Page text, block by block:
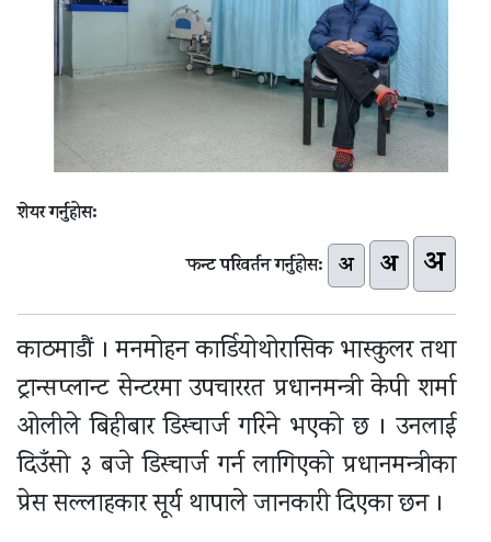
शेयर गर्नुहोस:
फन्ट परिवर्तन गर्नुहोस: अ अ अ
काठमाडौं । मनमोहन कार्डियोथोरासिक भास्कुलर तथा
ट्रान्सप्लान्ट सेन्टरमा उपचाररत प्रधानमन्त्री केपी शर्मा
ओलीले बिहीबार डिस्चार्ज गरिने भएको छ । उनलाई
दिउँसो ३ बजे डिस्चार्ज गर्न लागिएको प्रधानमन्त्रीका
प्रेस सल्लाहकार सूर्य थापाले जानकारी दिएका छन ।